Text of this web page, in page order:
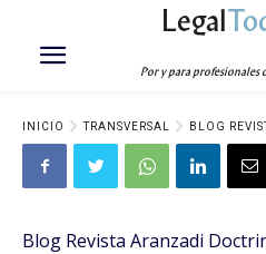
Legal
Por y para profesionales
INICIO TRANSVERSAL BLOG
Blog Revista Aranzadi